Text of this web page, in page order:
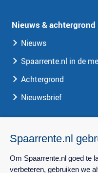
Nieuws & achtergrond
Nieuws
Spaarrente.nl in de
Achtergrond
Nieuwsbrief
Over Spaarrente.nl
Privacy
Spaarrente.nl
Om Spaarrente.nl goed te
verbeteren, gebruiken we